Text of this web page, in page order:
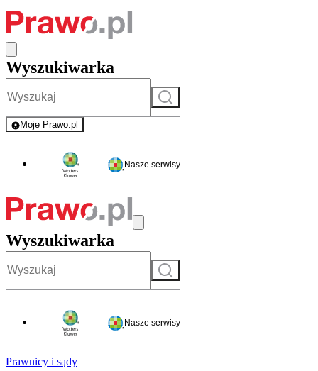
Wyszukiwarka
Szukaj
Moje Prawo.pl
- rejestracja i logowanie do serwisu
Nasze serwisy
Wyszukiwarka
Szukaj
Nasze serwisy
Prawnicy i sądy